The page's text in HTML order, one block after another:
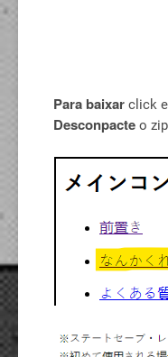
Para baixar click
Desconpacteo